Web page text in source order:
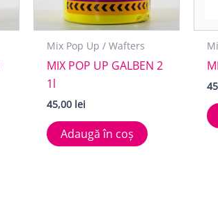
Mix Pop Up / Wafters
MIX POP UP GALBEN 2
1l
45,00 lei
Adaugă în coș